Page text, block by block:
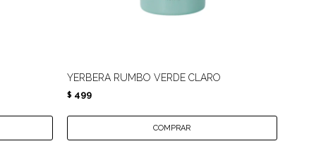
YERBERA RUMBO VERDE CLARO
$ 499